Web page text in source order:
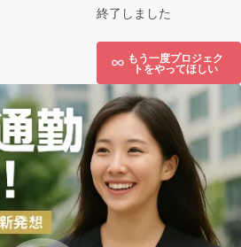
終了しました
もう一度プロジェク
トをやってほしい